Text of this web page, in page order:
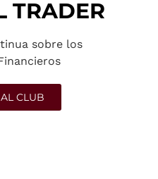
TRADER
sobre los
CLUB